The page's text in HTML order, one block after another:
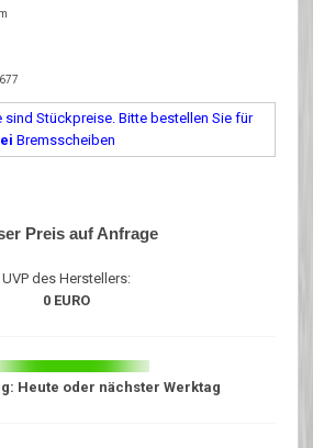
Stückpreise. Bitte bestellen Sie für
Bremsscheiben
Preis auf Anfrage
UVP des Herstellers:
0 EURO
Heute oder nächster Werktag